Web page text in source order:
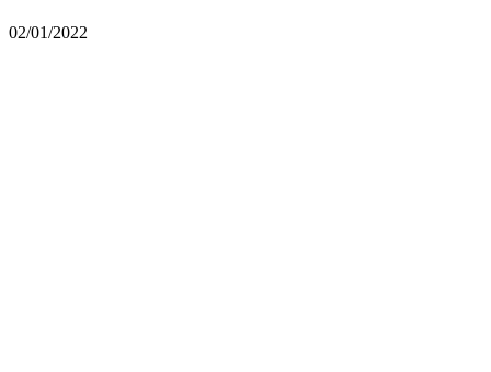
02/01/2022